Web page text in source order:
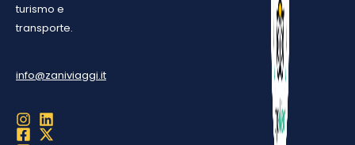
turismo e
transporte.
info@zaniviaggi.it